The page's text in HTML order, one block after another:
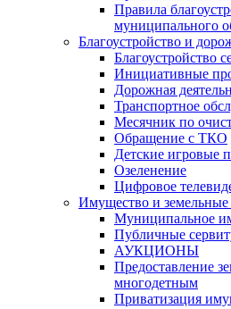
Правила
муниципального
Благоустройство и
Благоустройство
Инициативные
Дорожная
Транспортное
Месячник по
Обращение с ТКО
Детские игровые
Озеленение
Цифровое
Имущество и
Муниципальное
Публичные
АУКЦИОНЫ
Предоставление
многодетным
Приватизация